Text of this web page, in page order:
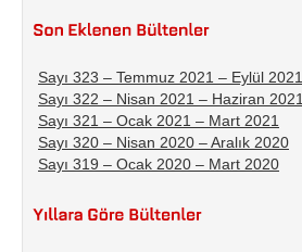
Sayı 323 – Temmuz 2021 – Eylül 2021
Sayı 322 – Nisan 2021 – Haziran 2021
Sayı 321 – Ocak 2021 – Mart 2021
Sayı 320 – Nisan 2020 – Aralık 2020
Sayı 319 – Ocak 2020 – Mart 2020